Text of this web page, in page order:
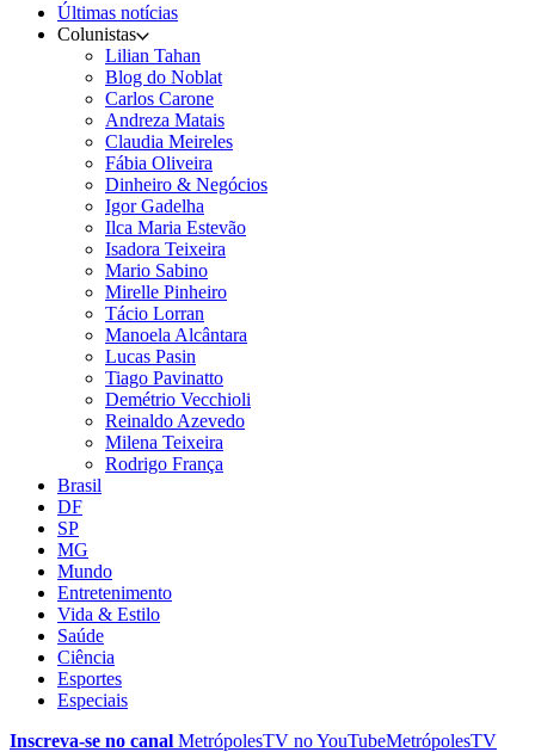
Últimas notícias
Colunistas
Lilian Tahan
Blog do Noblat
Carlos Carone
Andreza Matais
Claudia Meireles
Fábia Oliveira
Dinheiro & Negócios
Igor Gadelha
Ilca Maria Estevão
Isadora Teixeira
Mario Sabino
Mirelle Pinheiro
Tácio Lorran
Manoela Alcântara
Lucas Pasin
Tiago Pavinatto
Demétrio Vecchioli
Reinaldo Azevedo
Milena Teixeira
Rodrigo França
Brasil
DF
SP
MG
Mundo
Entretenimento
Vida & Estilo
Saúde
Ciência
Esportes
Especiais
Inscreva-se no canal MetrópolesTV noYouTubeMetrópolesTV